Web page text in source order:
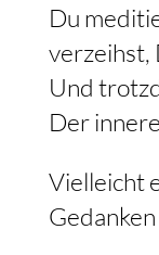
Du
verzeihst,
Und
Der
Vielleicht